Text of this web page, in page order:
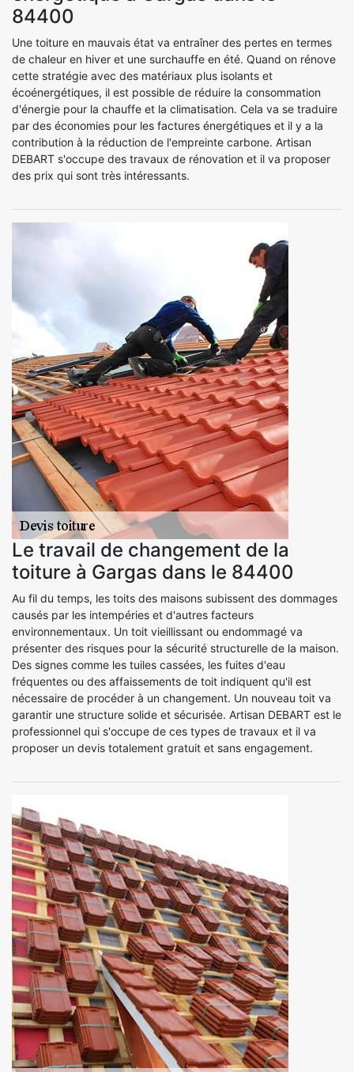
84400
Une toiture en mauvais état va entraîner des pertes en termes
de chaleur en hiver et une surchauffe en été. Quand on rénove
cette stratégie avec des matériaux plus isolants et
écoénergétiques, il est possible de réduire la consommation
d'énergie pour la chauffe et la climatisation. Cela va se traduire
par des économies pour les factures énergétiques et il y a la
contribution à la réduction de l'empreinte carbone. Artisan
DEBART s'occupe des travaux de rénovation et il va proposer
des prix qui sont très intéressants.
Le travail de changement de la
toiture à Gargas dans le 84400
Au fil du temps, les toits des maisons subissent des dommages
causés par les intempéries et d'autres facteurs
environnementaux. Un toit vieillissant ou endommagé va
présenter des risques pour la sécurité structurelle de la maison.
Des signes comme les tuiles cassées, les fuites d'eau
fréquentes ou des affaissements de toit indiquent qu'il est
nécessaire de procéder à un changement. Un nouveau toit va
garantir une structure solide et sécurisée. Artisan DEBART est le
professionnel qui s'occupe de ces types de travaux et il va
proposer un devis totalement gratuit et sans engagement.